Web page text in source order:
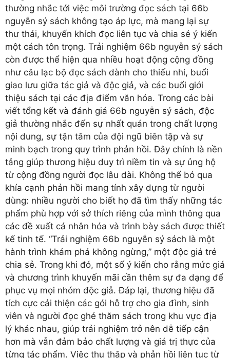
thường nhắc tới việc môi trường đọc sách tại 66b
nguyễn sý sách không tạo áp lực, mà mang lại sự
thư thái, khuyến khích đọc liên tục và chia sẻ ý kiến
một cách tôn trọng. Trải nghiệm 66b nguyễn sý sách
còn được thể hiện qua nhiều hoạt động cộng đồng
như câu lạc bộ đọc sách dành cho thiếu nhi, buổi
giao lưu giữa tác giả và độc giả, và các buổi giới
thiệu sách tại các địa điểm văn hóa. Trong các bài
viết tổng kết và đánh giá 66b nguyễn sý sách, độc
giả thường nhắc đến sự nhất quán trong chất lượng
nội dung, sự tận tâm của đội ngũ biên tập và sự
minh bạch trong quy trình phản hồi. Đây chính là nền
tảng giúp thương hiệu duy trì niềm tin và sự ủng hộ
từ cộng đồng người đọc lâu dài. Không thể bỏ qua
khía cạnh phản hồi mang tính xây dựng từ người
dùng: nhiều người cho biết họ đã tìm thấy những tác
phẩm phù hợp với sở thích riêng của mình thông qua
các đề xuất cá nhân hóa và trình bày sách được thiết
kế tinh tế. “Trải nghiệm 66b nguyễn sý sách là một
hành trình khám phá không ngừng,” một độc giả trẻ
chia sẻ. Trong khi đó, một số ý kiến cho rằng mức giá
và chương trình khuyến mãi cần thêm sự đa dạng để
phục vụ mọi nhóm độc giả. Đáp lại, thương hiệu đã
tích cực cải thiện các gói hỗ trợ cho gia đình, sinh
viên và người đọc ghé thăm sách trong khu vực địa
lý khác nhau, giúp trải nghiệm trở nên dễ tiếp cận
hơn mà vẫn đảm bảo chất lượng và giá trị thực của
từng tác phẩm. Việc thu thập và phản hồi liên tục từ